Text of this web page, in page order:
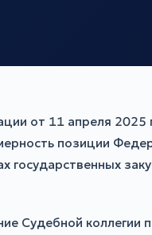
от 11 апреля
позиции
Судебной коллегии